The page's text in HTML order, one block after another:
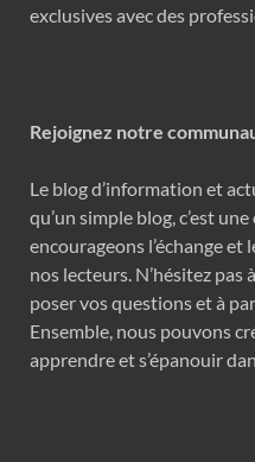
exclusives avec des
Rejoignez notre
Le blog d’information et
qu’un simple blog, c’est
encourageons l’échange et
nos lecteurs. N’hésitez pas
poser vos questions et à
Ensemble, nous pouvons
apprendre et s’épanouir